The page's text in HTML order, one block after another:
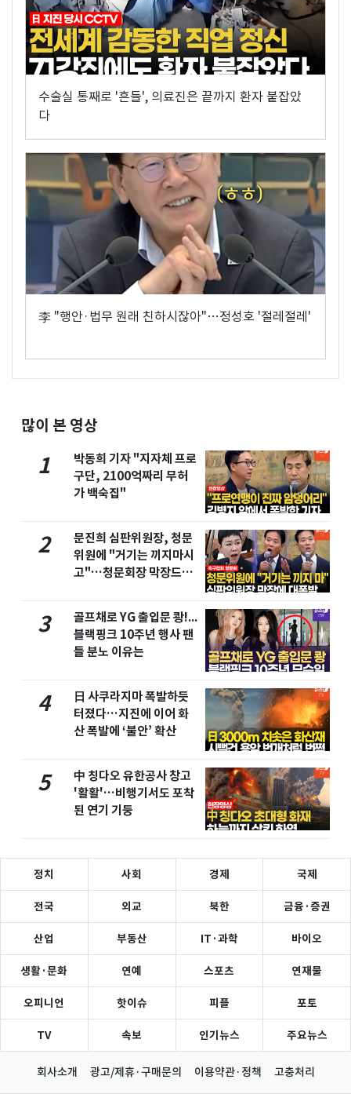
수술실 통째로 '흔들', 의료진은 끝까지 환자 붙잡았
다
李 "행안·법무 원래 친하시잖아"…정성호 '절레절레'
많이 본 영상
1
박동희 기자 "지자체 프로
구단, 2100억짜리 무허
가 백숙집"
2
문진희 심판위원장, 청문
위원에 "거기는 끼지마시
고"…청문회장 막장드라
3
골프채로 YG 출입문 쾅!...
블랙핑크 10주년 행사 팬
들 분노 이유는
4
日 사쿠라지마 폭발하듯
터졌다…지진에 이어 화
산 폭발에 ‘불안’ 확산
5
中 칭다오 유한공사 창고
'활활'…비행기서도 포착
된 연기 기둥
정치 사회 경제 국제
전국 외교 북한 금융·증권
산업 부동산 IT·과학 바이오
생활·문화 연예 스포츠 연재물
오피니언 핫이슈 피플 포토
TV 속보 인기뉴스 주요뉴스
회사소개 광고/제휴·구매문의 이용약관·정책 고충처리